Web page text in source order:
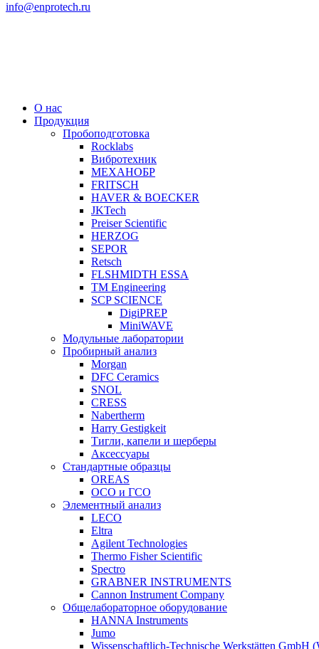
info@enprotech.ru
О нас
Продукция
Пробоподготовка
Rocklabs
Вибротехник
МЕХАНОБР
FRITSCH
HAVER & BOECKER
JKTech
Preiser Scientific
HERZOG
SEPOR
Retsch
FLSHMIDTH ESSA
TM Engineering
SCP SCIENCE
DigiPREP
MiniWAVE
Модульные лаборатории
Пробирный анализ
Morgan
DFC Ceramics
SNOL
CRESS
Nabertherm
Harry Gestigkeit
Тигли, капели и шерберы
Аксессуары
Стандартные образцы
OREAS
ОСО и ГСО
Элементный анализ
LECO
Eltra
Agilent Technologies
Thermo Fisher Scientific
Spectro
GRABNER INSTRUMENTS
Cannon Instrument Company
Общелабораторное оборудование
HANNA Instruments
Jumo
Wissenschaftlich-Technische Werkstätten GmbH